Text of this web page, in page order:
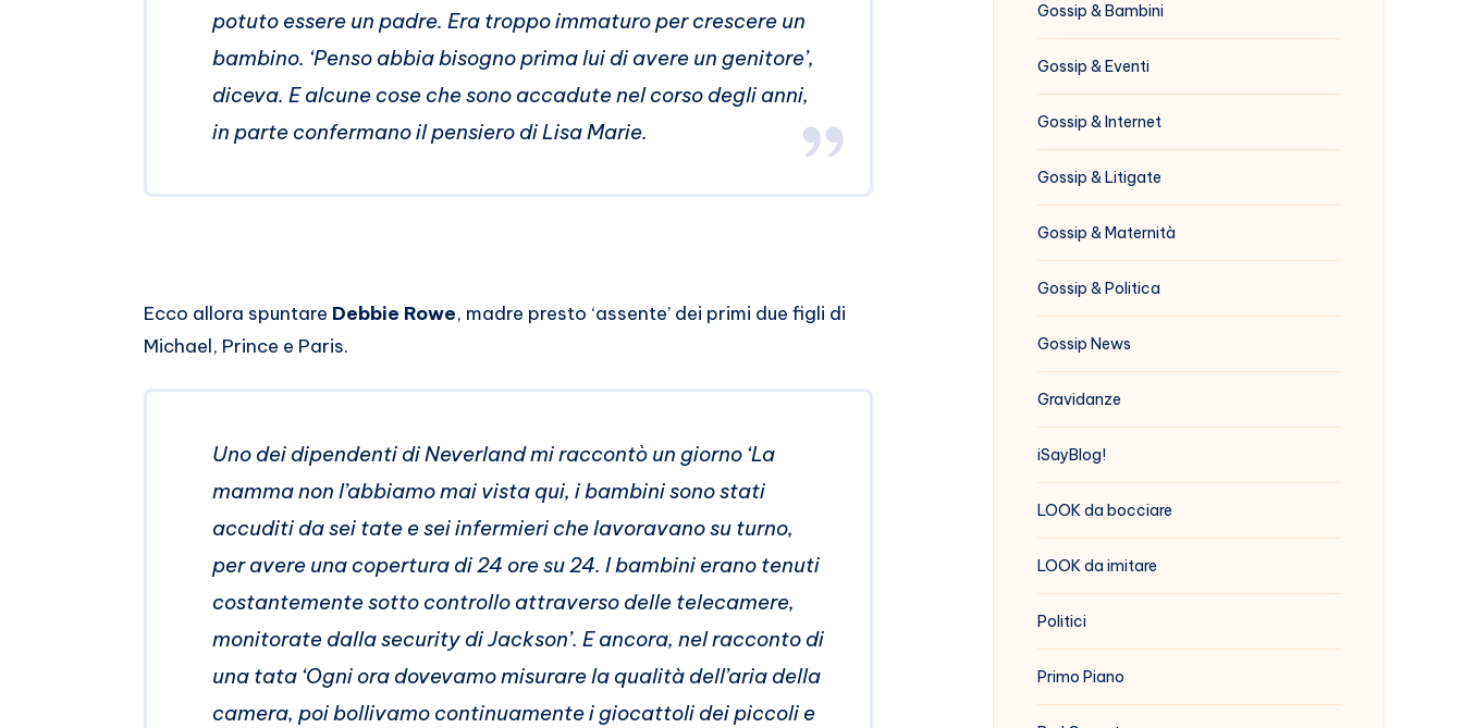
potuto essere un padre. Era troppo immaturo per crescere un
bambino. ‘Penso abbia bisogno prima lui di avere un genitore’,
diceva. E alcune cose che sono accadute nel corso degli anni,
in parte confermano il pensiero di Lisa Marie.
Ecco allora spuntare Debbie Rowe, madre presto ‘assente’ dei primi due figli di
Michael, Prince e Paris.
Uno dei dipendenti di Neverland mi raccontò un giorno ‘La
mamma non l’abbiamo mai vista qui, i bambini sono stati
accuditi da sei tate e sei infermieri che lavoravano su turno,
per avere una copertura di 24 ore su 24. I bambini erano tenuti
costantemente sotto controllo attraverso delle telecamere,
monitorate dalla security di Jackson’. E ancora, nel racconto di
una tata ‘Ogni ora dovevamo misurare la qualità dell’aria della
camera, poi bollivamo continuamente i giocattoli dei piccoli e
Gossip & Bambini
Gossip & Eventi
Gossip & Internet
Gossip & Litigate
Gossip & Maternità
Gossip & Politica
Gossip News
Gravidanze
iSayBlog!
LOOK da bocciare
LOOK da imitare
Politici
Primo Piano